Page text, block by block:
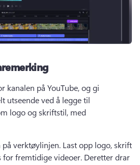
kanalen på YouTube, og gi
utseende ved å legge til
logo og skriftstil, med
på verktøylinjen. Last opp logo, skrift
for fremtidige videoer. Deretter drar